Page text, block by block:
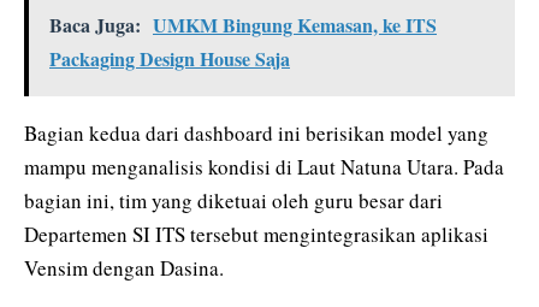
Baca Juga: UMKM Bingung Kemasan, ke ITS
Packaging Design House Saja
Bagian kedua dari dashboard ini berisikan model yang
mampu menganalisis kondisi di Laut Natuna Utara. Pada
bagian ini, tim yang diketuai oleh guru besar dari
Departemen SI ITS tersebut mengintegrasikan aplikasi
Vensim dengan Dasina.